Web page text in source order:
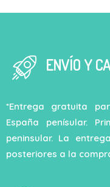
ENVÍO Y
*Entrega gratuita
España penísular.
peninsular. La
posteriores a la